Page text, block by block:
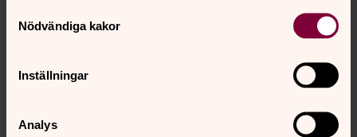
Nödvändiga kakor
Inställningar
Analys
Välkommen att fira gudstjänst i Bäve, Dalaberg, Lane-
Ryr och Uddevallas församlingar.